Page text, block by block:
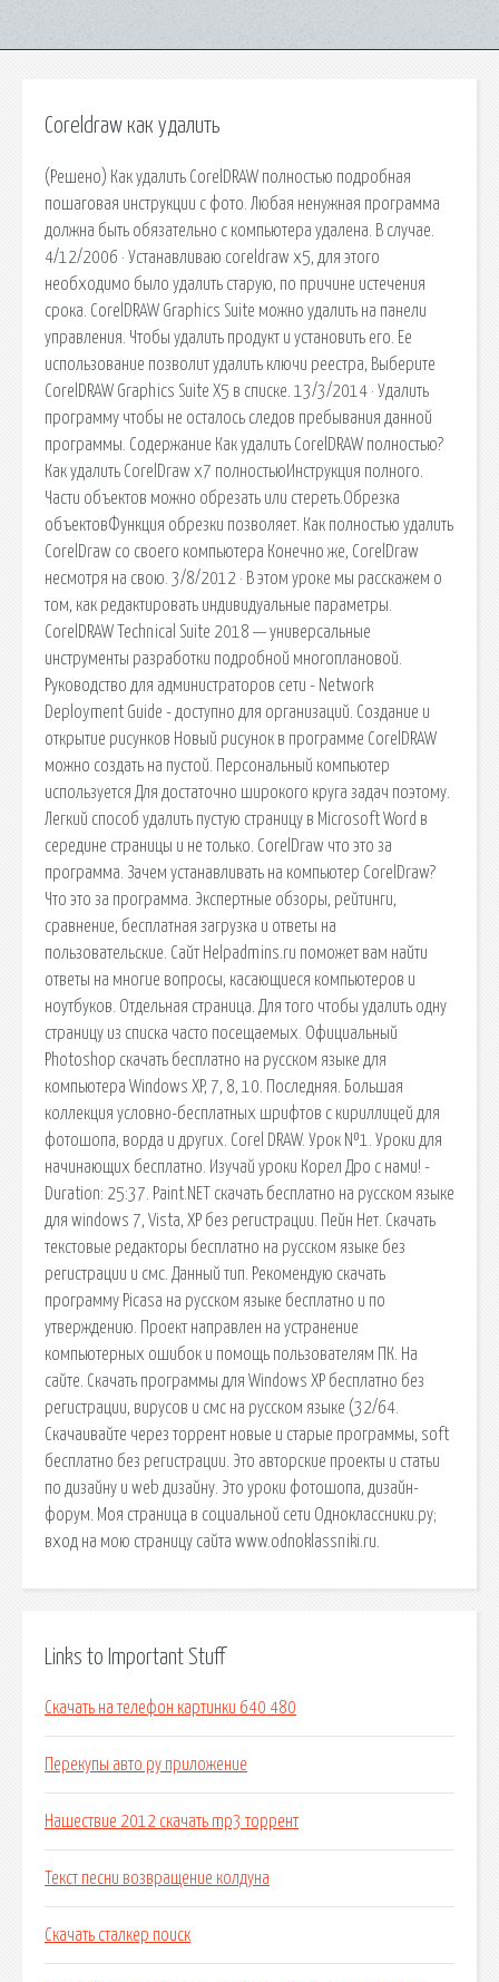
Coreldraw как удалить
(Решено) Как удалить CorelDRAW полностью подробная
пошаговая инструкции с фото. Любая ненужная программа
должна быть обязательно с компьютера удалена. В случае.
4/12/2006 · Устанавливаю coreldraw x5, для этого
необходимо было удалить старую, по причине истечения
срока. CorelDRAW Graphics Suite можно удалить на панели
управления. Чтобы удалить продукт и установить его. Ее
использование позволит удалить ключи реестра, Выберите
CorelDRAW Graphics Suite X5 в списке. 13/3/2014 · Удалить
программу чтобы не осталось следов пребывания данной
программы. Содержание Как удалить CorelDRAW полностью?
Как удалить CorelDraw x7 полностьюИнструкция полного.
Части объектов можно обрезать или стереть.Обрезка
объектовФункция обрезки позволяет. Как полностью удалить
CorelDraw со своего компьютера Конечно же, CorelDraw
несмотря на свою. 3/8/2012 · В этом уроке мы расскажем о
том, как редактировать индивидуальные параметры.
CorelDRAW Technical Suite 2018 — универсальные
инструменты разработки подробной многоплановой.
Руководство для администраторов сети - Network
Deployment Guide - доступно для организаций. Создание и
открытие рисунков Новый рисунок в программе CorelDRAW
можно создать на пустой. Персональный компьютер
используется Для достаточно широкого круга задач поэтому.
Легкий способ удалить пустую страницу в Microsoft Word в
середине страницы и не только. CorelDraw что это за
программа. Зачем устанавливать на компьютер CorelDraw?
Что это за программа. Экспертные обзоры, рейтинги,
сравнение, бесплатная загрузка и ответы на
пользовательские. Сайт Helpadmins.ru поможет вам найти
ответы на многие вопросы, касающиеся компьютеров и
ноутбуков. Отдельная страница. Для того чтобы удалить одну
страницу из списка часто посещаемых. Официальный
Photoshop скачать бесплатно на русском языке для
компьютера Windows XP, 7, 8, 10. Последняя. Большая
коллекция условно-бесплатных шрифтов с кириллицей для
фотошопа, ворда и других. Corel DRAW. Урок №1. Уроки для
начинающих бесплатно. Изучай уроки Корел Дро с нами! -
Duration: 25:37. Paint.NET скачать бесплатно на русском языке
для windows 7, Vista, XP без регистрации. Пейн Нет. Скачать
текстовые редакторы бесплатно на русском языке без
регистрации и смс. Данный тип. Рекомендую скачать
программу Picasa на русском языке бесплатно и по
утверждению. Проект направлен на устранение
компьютерных ошибок и помощь пользователям ПК. На
сайте. Скачать программы для Windows XP бесплатно без
регистрации, вирусов и смс на русском языке (32/64.
Скачаивайте через торрент новые и старые программы, soft
бесплатно без регистрации. Это авторские проекты и статьи
по дизайну и web дизайну. Это уроки фотошопа, дизайн-
форум. Моя страница в социальной сети Одноклассники.ру;
вход на мою страницу сайта www.odnoklassniki.ru.
Links to Important Stuff
Скачать на телефон картинки 640 480
Перекупы авто ру приложение
Нашествие 2012 скачать mp3 торрент
Текст песни возвращение колдуна
Скачать сталкер поиск